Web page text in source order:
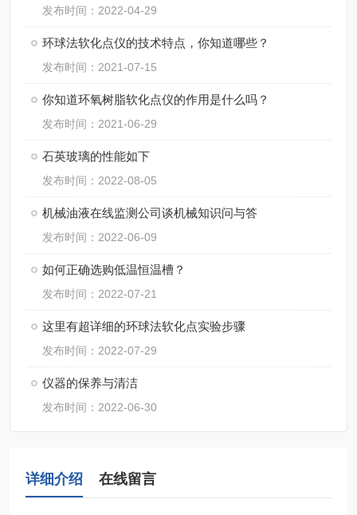
发布时间：2022-04-29
环球法软化点仪的技术特点，你知道哪些？
发布时间：2021-07-15
你知道环氧树脂软化点仪的作用是什么吗？
发布时间：2021-06-29
石英玻璃的性能如下
发布时间：2022-08-05
机械油液在线监测公司谈机械知识问与答
发布时间：2022-06-09
如何正确选购低温恒温槽？
发布时间：2022-07-21
这里有超详细的环球法软化点实验步骤
发布时间：2022-07-29
仪器的保养与清洁
发布时间：2022-06-30
详细介绍 在线留言